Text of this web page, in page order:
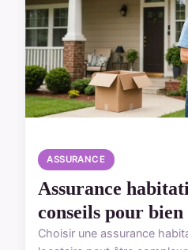
ASSURANCE
Assurance
conseils pour
Choisir une assurance